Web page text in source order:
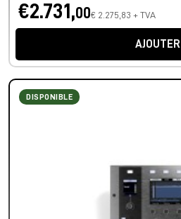
€2.731,00€ 2.275,83 + TVA
AJOUTER
DISPONIBLE